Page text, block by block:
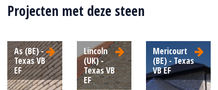
210x100x50
Structuur:
Genuanceerd
Projecten met deze steen
As (BE) -
Texas VB
EF
Lincoln
(UK) -
Texas VB
EF
Mericourt
(BE) - Texas
VB EF